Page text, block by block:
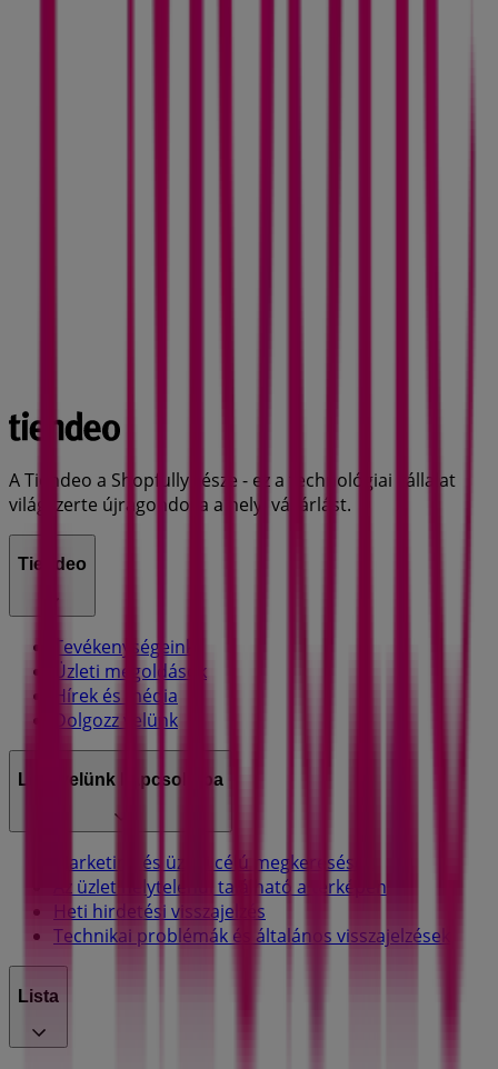
A Tiendeo a Shopfully része - ez a technológiai vállalat
világszerte újragondolja a helyi vásárlást.
Tiendeo
Tevékenységeink
Üzleti megoldások
Hírek és média
Dolgozz velünk
Lépj velünk kapcsolatba
Marketing és üzleti célú megkeresések
Az üzlet helytelenül található a térképen
Heti hirdetési visszajelzés
Technikai problémák és általános visszajelzések
Lista